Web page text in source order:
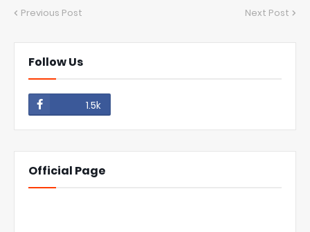
Previous Post Next Post
Follow Us
1.5k
Official Page